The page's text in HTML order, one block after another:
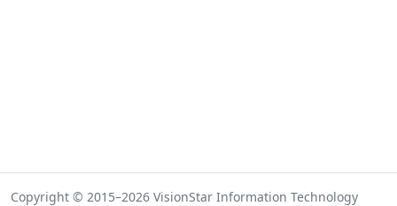
Copyright © 2015–2026 VisionStar Information Technology